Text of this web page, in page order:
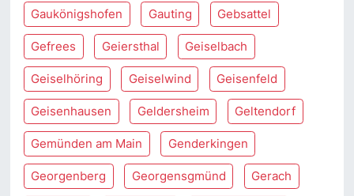
Gaukönigshofen Gauting Gebsattel
Gefrees Geiersthal Geiselbach
Geiselhöring Geiselwind Geisenfeld
Geisenhausen Geldersheim Geltendorf
Gemünden am Main Genderkingen
Georgenberg Georgensgmünd Gerach